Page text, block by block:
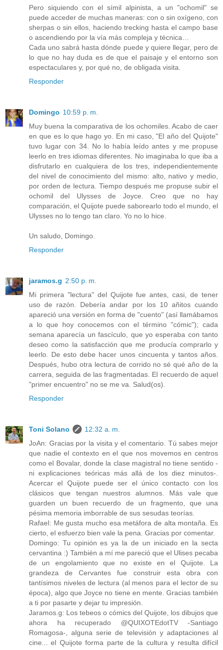
Pero siquiendo con el símil alpinista, a un "ochomil" se
puede acceder de muchas maneras: con o sin oxígeno, con
sherpas o sin ellos, haciendo trecking hasta el campo base
o ascendiendo por la vía más compleja y técnica…
Cada uno sabrá hasta dónde puede y quiere llegar, pero de
lo que no hay duda es de que el paisaje y el entorno son
espectaculares y, por qué no, de obligada visita.
Responder
Domingo 10:59 p. m.
Muy buena la comparativa de los ochomiles. Acabo de caer
en que es lo que hago yo. En mi caso, "El año del Quijote"
tuvo lugar con 34. No lo había leído antes y me propuse
leerlo en tres idiomas diferentes. No imaginaba lo que iba a
disfrutarlo en cualquiera de los tres, independientemente
del nivel de conocimiento del mismo: alto, nativo y medio,
por orden de lectura. Tiempo después me propuse subir el
ochomil del Ulysses de Joyce. Creo que no hay
comparación, el Quijote puede saborearlo todo el mundo, el
Ulysses no lo tengo tan claro. Yo no lo hice.
Un saludo, Domingo.
Responder
jaramos.g 2:50 p. m.
Mi primera "lectura" del Quijote fue antes, casi, de tener
uso de razón. Debería andar por los 10 añitos cuando
apareció una versión en forma de "cuento" (así llamábamos
a lo que hoy conocemos con el término "cómic"); cada
semana aparecía un fascículo, que yo esperaba con tanto
deseo como la satisfacción que me producía comprarlo y
leerlo. De esto debe hacer unos cincuenta y tantos años.
Después, hubo otra lectura de corrido no sé qué año de la
carrera, seguida de las fragmentadas. El recuerdo de aquel
"primer encuentro" no se me va. Salud(os).
Responder
Toni Solano
12:32 a. m.
JoAn: Gracias por la visita y el comentario. Tú sabes mejor
que nadie el contexto en el que nos movemos en centros
como el Bovalar, donde la clase magistral no tiene sentido -
ni explicaciones teóricas más allá de los diez minutos-.
Acercar el Quijote puede ser el único contacto con los
clásicos que tengan nuestros alumnos. Más vale que
guarden un buen recuerdo de un fragmento, que una
pésima memoria imborrable de sus sesudas teorías.
Rafael: Me gusta mucho esa metáfora de alta montaña. Es
cierto, el esfuerzo bien vale la pena. Gracias por comentar.
Domingo: Tu opinión es ya la de un iniciado en la secta
cervantina :) También a mí me pareció que el Ulises pecaba
de un engolamiento que no existe en el Quijote. La
grandeza de Cervantes fue construir esta obra con
tantísimos niveles de lectura (al menos para el lector de su
época), algo que Joyce no tiene en mente. Gracias también
a ti por pasarte y dejar tu impresión.
Jaramos.g: Los tebeos o cómics del Quijote, los dibujos que
ahora ha recuperado @QUIXOTEdotTV -Santiago
Romagosa-, alguna serie de televisión y adaptaciones al
cine... el Quijote forma parte de la cultura y resulta difícil